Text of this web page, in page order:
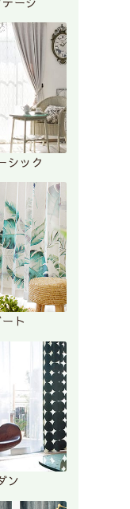
シック
ト
ン